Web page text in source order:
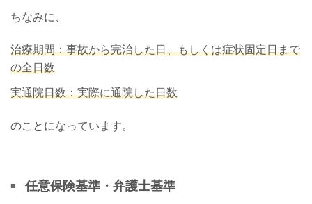
ちなみに、
治療期間：事故から完治した日、もしくは症状固定日まで
の全日数
実通院日数：実際に通院した日数
のことになっています。
任意保険基準・弁護士基準